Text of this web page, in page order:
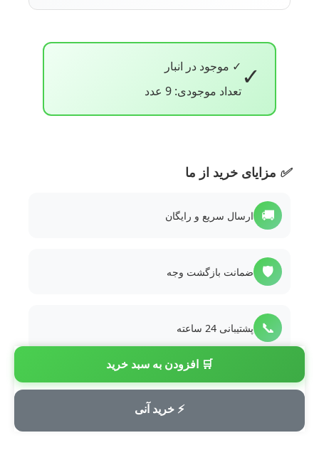
✓ ✓ موجود در انبار
تعداد موجودی: 9 عدد
🛒 افزودن به سبد خرید
⚡ خرید آنی
✅ مزایای خرید از ما
🚚 ارسال سریع و رایگان
🛡️ ضمانت بازگشت وجه
📞 پشتیبانی 24 ساعته
💳 پرداخت امن